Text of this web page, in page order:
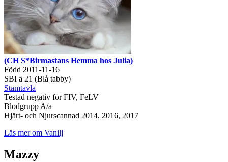
(CH S*Birmastans Hemma hos Julia)
Född 2011-11-16
SBI a 21 (Blå tabby)
Stamtavla
Testad negativ för FIV, FeLV
Blodgrupp A/a
Hjärt- och Njurscannad 2014, 2016, 2017
Läs mer om Vanilj
Mazzy